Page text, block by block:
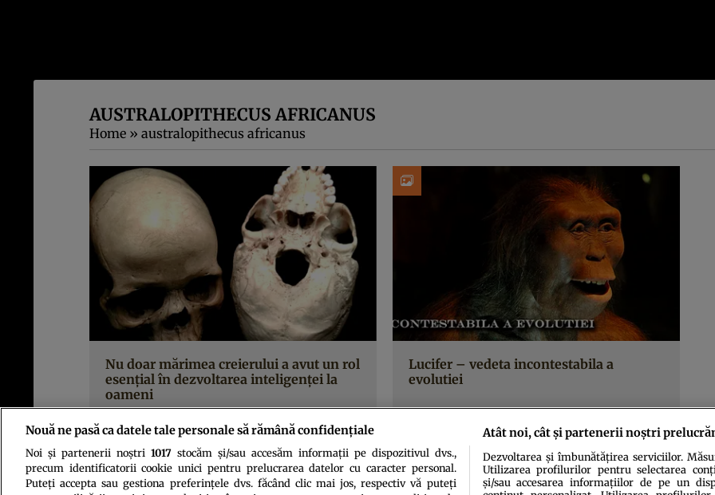
AUSTRALOPITHECUS AFRICANUS
Home » australopithecus africanus
Nu doar mărimea creierului a avut un rol
esenţial în dezvoltarea inteligenţei la
oameni
Lucifer – vedeta incontestabila a
evolutiei
Nouă ne pasă ca datele tale personale să rămână confidențiale
Noi și partenerii noștri 1017stocăm și/sau accesăm informații pe dispozitivul dvs.,
precum identificatorii cookie unici pentru prelucrarea datelor cu caracter personal.
Puteți accepta sau gestiona preferințele dvs. făcând clic mai jos, respectiv vă puteți
Atât noi, cât și partenerii noștri
Dezvoltarea și îmbunătățirea serviciilor.
Utilizarea profilurilor pentru selectarea
și/sau accesarea informațiilor de pe un